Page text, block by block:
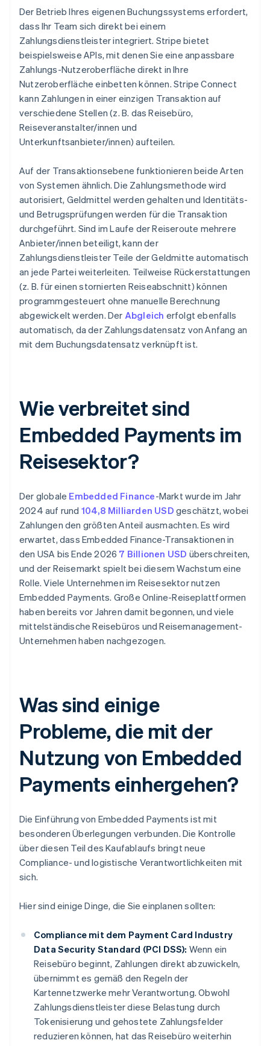
Der Betrieb Ihres eigenen Buchungssystems erfordert,
dass Ihr Team sich direkt bei einem
Zahlungsdienstleister integriert. Stripe bietet
beispielsweise APIs, mit denen Sie eine anpassbare
Zahlungs-Nutzeroberfläche direkt in Ihre
Nutzeroberfläche einbetten können. Stripe Connect
kann Zahlungen in einer einzigen Transaktion auf
verschiedene Stellen (z. B. das Reisebüro,
Reiseveranstalter/innen und
Unterkunftsanbieter/innen) aufteilen.
Auf der Transaktionsebene funktionieren beide Arten
von Systemen ähnlich. Die Zahlungsmethode wird
autorisiert, Geldmittel werden gehalten und Identitäts-
und Betrugsprüfungen werden für die Transaktion
durchgeführt. Sind im Laufe der Reiseroute mehrere
Anbieter/innen beteiligt, kann der
Zahlungsdienstleister Teile der Geldmitte automatisch
an jede Partei weiterleiten. Teilweise Rückerstattungen
(z. B. für einen stornierten Reiseabschnitt) können
programmgesteuert ohne manuelle Berechnung
abgewickelt werden. Der Abgleich erfolgt ebenfalls
automatisch, da der Zahlungsdatensatz von Anfang an
mit dem Buchungsdatensatz verknüpft ist.
Wie verbreitet sind
Embedded Payments im
Reisesektor?
Der globale Embedded Finance-Markt wurde im Jahr
2024 auf rund 104,8 Milliarden USD geschätzt, wobei
Zahlungen den größten Anteil ausmachten. Es wird
erwartet, dass Embedded Finance-Transaktionen in
den USA bis Ende 2026 7 Billionen USD überschreiten,
und der Reisemarkt spielt bei diesem Wachstum eine
Rolle. Viele Unternehmen im Reisesektor nutzen
Embedded Payments. Große Online-Reiseplattformen
haben bereits vor Jahren damit begonnen, und viele
mittelständische Reisebüros und Reisemanagement-
Unternehmen haben nachgezogen.
Was sind einige
Probleme, die mit der
Nutzung von Embedded
Payments einhergehen?
Die Einführung von Embedded Payments ist mit
besonderen Überlegungen verbunden. Die Kontrolle
über diesen Teil des Kaufablaufs bringt neue
Compliance- und logistische Verantwortlichkeiten mit
sich.
Hier sind einige Dinge, die Sie einplanen sollten:
Compliance mit dem Payment Card Industry
Data Security Standard (PCI DSS): Wenn ein
Reisebüro beginnt, Zahlungen direkt abzuwickeln,
übernimmt es gemäß den Regeln der
Kartennetzwerke mehr Verantwortung. Obwohl
Zahlungsdienstleister diese Belastung durch
Tokenisierung und gehostete Zahlungsfelder
reduzieren können, hat das Reisebüro weiterhin